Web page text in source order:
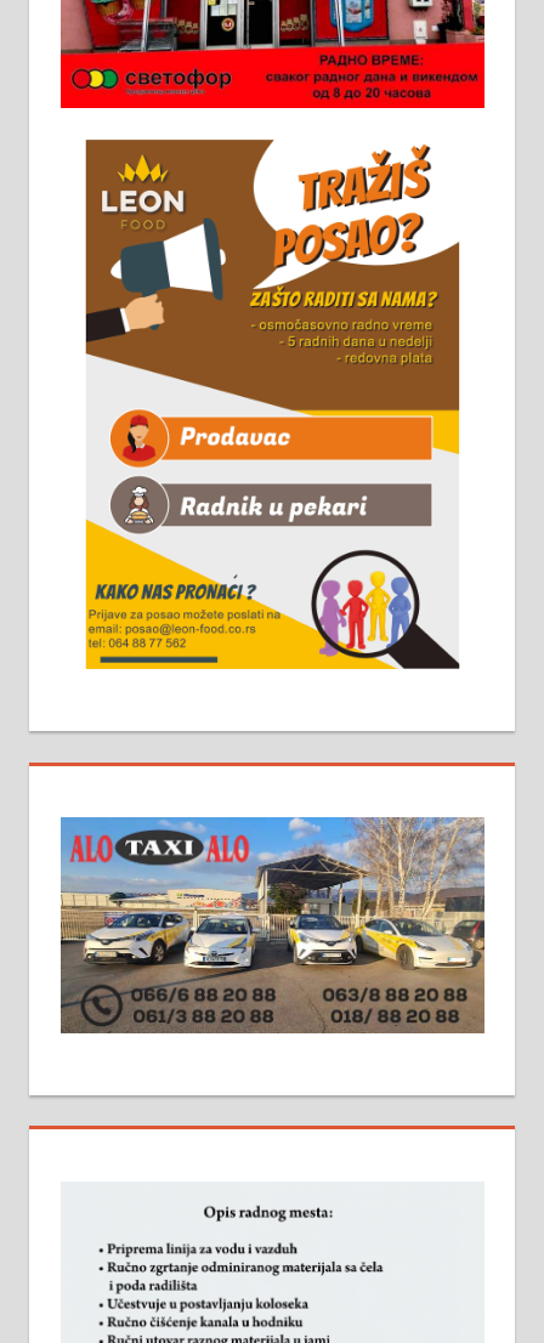
Потребна два радника за рад на
стоваришту „Липа промет” у
Алексинцу. За више
стовариште у улици Максима
Горког 26 сваког радног дана од
8 до 15 часова. 063/465-045
Чистим све врсте димњака.
061/32-13-445